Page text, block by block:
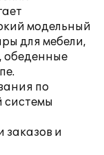
модельный
для мебели,
обеденные
по
заказов и